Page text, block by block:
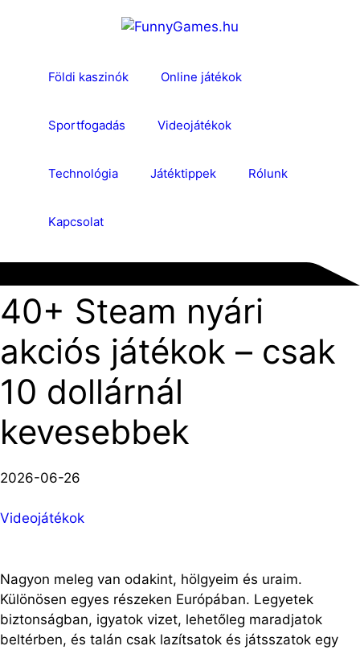
Földi kaszinók Online játékok
Sportfogadás Videojátékok
Technológia Játéktippek Rólunk
Kapcsolat
40+ Steam nyári
akciós játékok – csak
10 dollárnál
kevesebbek
2026-06-26
Videojátékok
Nagyon meleg van odakint, hölgyeim és uraim.
Különösen egyes részeken Európában. Legyetek
biztonságban, igyatok vizet, lehetőleg maradjatok
beltérben, és talán csak lazítsatok és játsszatok egy